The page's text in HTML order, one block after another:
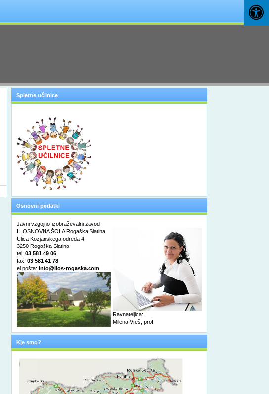
Spletne učilnice
Osnovni podatki
Javni vzgojno-izobraževalni zavod
II. OSNOVNA ŠOLA Rogaška Slatina
Ulica Kozjanskega odreda 4
3250 Rogaška Slatina
tel: 03 581 49 06
fax: 03 581 41 78
el.pošta: info@iios-rogaska.com
Ravnateljica:
Milena Vreš, prof.
Kje smo?